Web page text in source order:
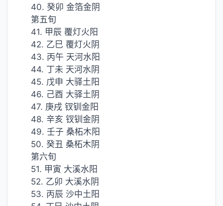
40. 癸卯 金箔金阴
第五旬
41. 甲辰 覆灯火阳
42. 乙巳 覆灯火阴
43. 丙午 天河水阳
44. 丁未 天河水阴
45. 戊申 大驿土阳
46. 己酉 大驿土阴
47. 庚戌 钗钏金阳
48. 辛亥 钗钏金阴
49. 壬子 桑柘木阳
50. 癸丑 桑柘木阴
第六旬
51. 甲寅 大溪水阳
52. 乙卯 大溪水阴
53. 丙辰 沙中土阳